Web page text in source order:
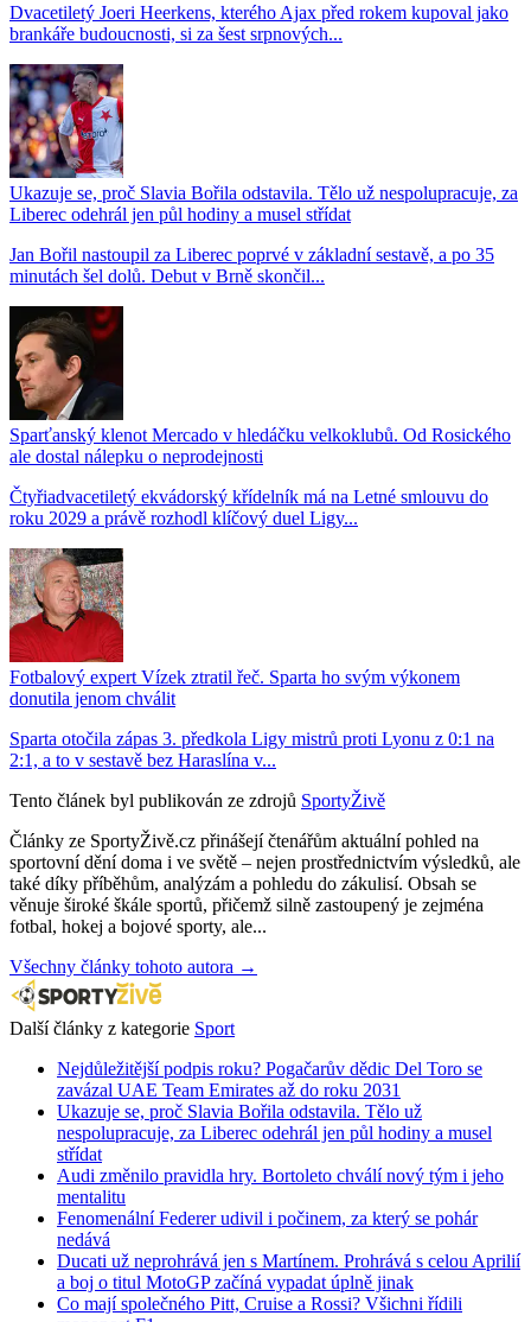
Dvacetiletý Joeri Heerkens, kterého Ajax před rokem kupoval jako
brankáře budoucnosti, si za šest srpnových...
Ukazuje se, proč Slavia Bořila odstavila. Tělo už nespolupracuje, za
Liberec odehrál jen půl hodiny a musel střídat
Jan Bořil nastoupil za Liberec poprvé v základní sestavě, a po 35
minutách šel dolů. Debut v Brně skončil...
Sparťanský klenot Mercado v hledáčku velkoklubů. Od Rosického
ale dostal nálepku o neprodejnosti
Čtyřiadvacetiletý ekvádorský křídelník má na Letné smlouvu do
roku 2029 a právě rozhodl klíčový duel Ligy...
Fotbalový expert Vízek ztratil řeč. Sparta ho svým výkonem
donutila jenom chválit
Sparta otočila zápas 3. předkola Ligy mistrů proti Lyonu z 0:1 na
2:1, a to v sestavě bez Haraslína v...
Tento článek byl publikován ze zdrojů SportyŽivě
Články ze SportyŽivě.cz přinášejí čtenářům aktuální pohled na
sportovní dění doma i ve světě – nejen prostřednictvím výsledků, ale
také díky příběhům, analýzám a pohledu do zákulisí. Obsah se
věnuje široké škále sportů, přičemž silně zastoupený je zejména
fotbal, hokej a bojové sporty, ale...
Všechny články tohoto autora →
Další články z kategorie Sport
Nejdůležitější podpis roku? Pogačarův dědic Del Toro se
zavázal UAE Team Emirates až do roku 2031
Ukazuje se, proč Slavia Bořila odstavila. Tělo už
nespolupracuje, za Liberec odehrál jen půl hodiny a musel
střídat
Audi změnilo pravidla hry. Bortoleto chválí nový tým i jeho
mentalitu
Fenomenální Federer udivil i počinem, za který se pohár
nedává
Ducati už neprohrává jen s Martínem. Prohrává s celou Aprilií
a boj o titul MotoGP začíná vypadat úplně jinak
Co mají společného Pitt, Cruise a Rossi? Všichni řídili